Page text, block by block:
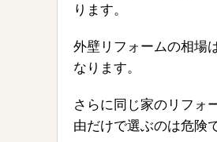
ります。
外壁リフォームの相場
なります。
さらに同じ家のリフォ
由だけで選ぶのは危険